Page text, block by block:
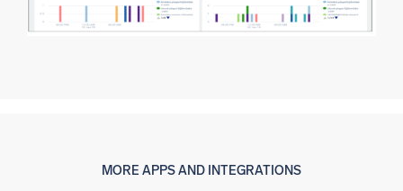
MORE APPS AND INTEGRATIONS